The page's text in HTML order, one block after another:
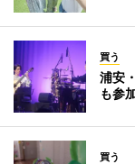
買う
浦安
も参
買う